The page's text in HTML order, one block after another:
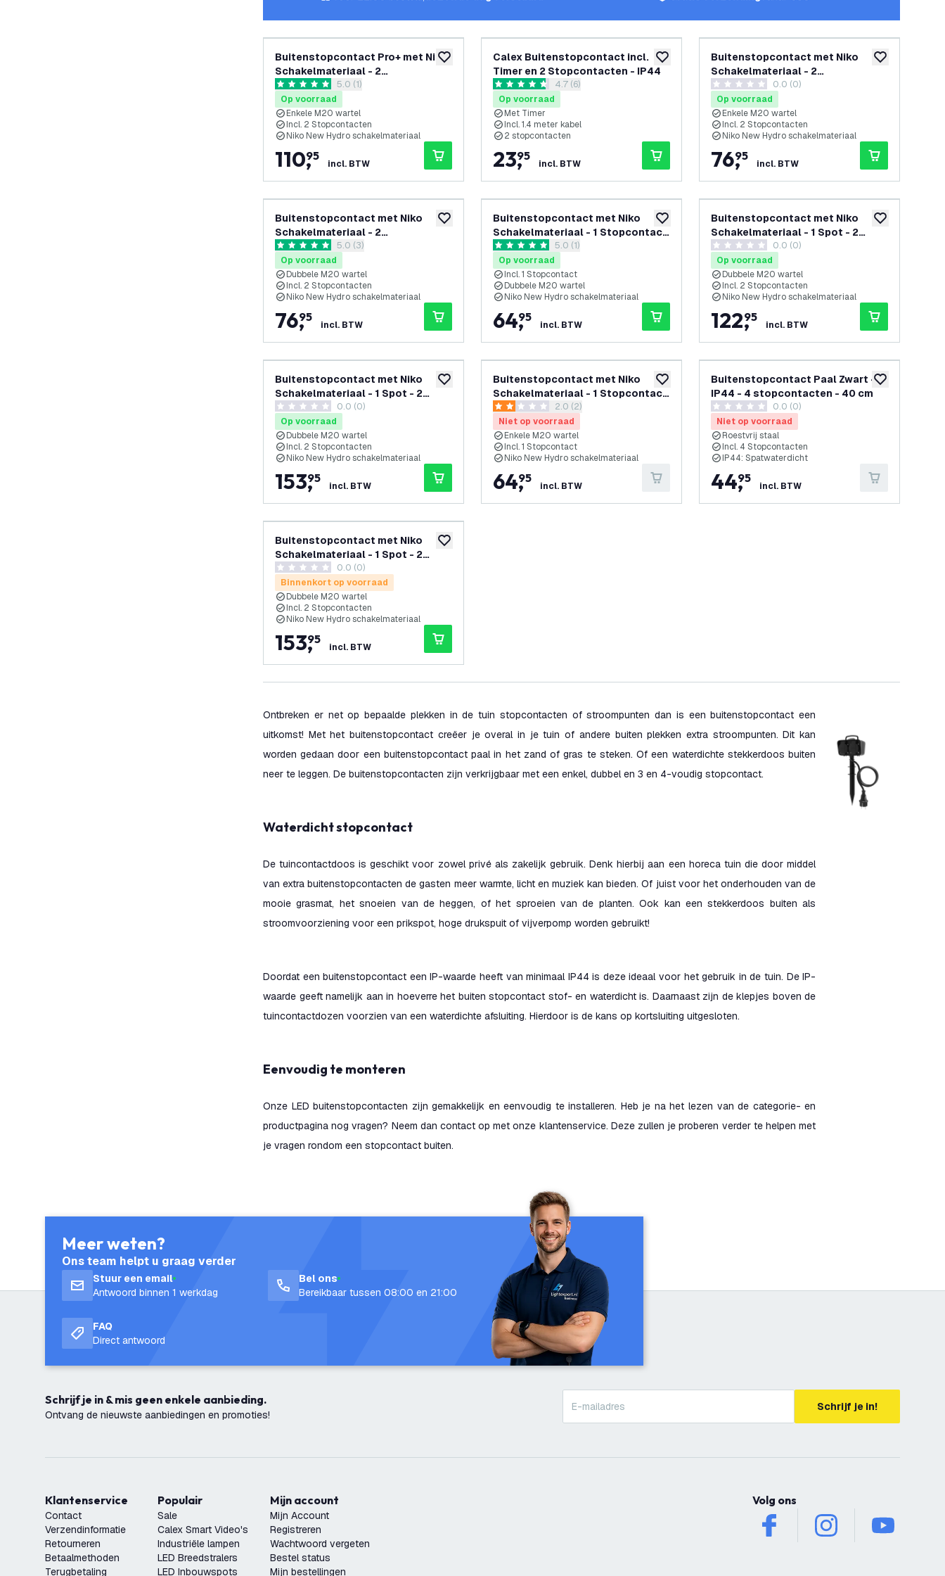
toevoegen aan verlanglijst
Buitenstopcontact Pro+ met Niko
Schakelmateriaal - 2
Stopcontacten - 1 Wartel - IP55 -
65cm
reviews drawer openen
5 score sterren5.0 (1)
Op voorraad
Enkele M20 wartel
Incl. 2 Stopcontacten
Niko New Hydro schakelmateriaal
110,
95
incl. BTW
toevoegen aan verlanglijst
Calex Buitenstopcontact incl.
Timer en 2 Stopcontacten - IP44
reviews drawer openen
4.7 score sterren4.7 (6)
Op voorraad
Met Timer
Incl. 1.4 meter kabel
2 stopcontacten
23,
95
incl. BTW
toevoegen
Buitenstopcontact met Niko
Schakelmateriaal - 2
Stopcontacten - 1 Wartel - IP55 -
65cm
0 score sterren0.0 (0)
Op voorraad
Enkele M20 wartel
Incl. 2 Stopcontacten
Niko New Hydro schakelmateriaal
76,
95
incl. BTW
toevoegen aan verlanglijst
Buitenstopcontact met Niko
Schakelmateriaal - 2
Stopcontacten - 2 Wartels - IP55 -
65cm
reviews drawer openen
5 score sterren5.0 (3)
Op voorraad
Dubbele M20 wartel
Incl. 2 Stopcontacten
Niko New Hydro schakelmateriaal
76,
95
incl. BTW
toevoegen aan verlanglijst
Buitenstopcontact met Niko
Schakelmateriaal - 1 Stopcontact
- 2 Wartels - IP55 - 65cm
reviews drawer openen
5 score sterren5.0 (1)
Op voorraad
Incl. 1 Stopcontact
Dubbele M20 wartel
Niko New Hydro schakelmateriaal
64,
95
incl. BTW
toevoegen
Buitenstopcontact met Niko
Schakelmateriaal - 1 Spot - 2
Stopcontacten - 2 Wartels - IP55 -
65cm
0 score sterren0.0 (0)
Op voorraad
Dubbele M20 wartel
Incl. 2 Stopcontacten
Niko New Hydro schakelmateriaal
122,
95
incl. BTW
toevoegen aan verlanglijst
Buitenstopcontact met Niko
Schakelmateriaal - 1 Spot - 2
Stopcontacten - 2 Wartels - IP55 -
65cm
0 score sterren0.0 (0)
Op voorraad
Dubbele M20 wartel
Incl. 2 Stopcontacten
Niko New Hydro schakelmateriaal
153,
95
incl. BTW
toevoegen aan verlanglijst
Buitenstopcontact met Niko
Schakelmateriaal - 1 Stopcontact
- 1 Wartel - IP55 - 65cm
reviews drawer openen
2 score sterren 2.0 (2)
Niet op voorraad
Enkele M20 wartel
Incl. 1 Stopcontact
Niko New Hydro schakelmateriaal
64,
95
incl. BTW
toevoegen
Buitenstopcontact Paal Zwart -
IP44 - 4 stopcontacten - 40 cm
0 score sterren0.0 (0)
Niet op voorraad
Roestvrij staal
Incl. 4 Stopcontacten
IP44: Spatwaterdicht
44,
95
incl. BTW
toevoegen aan verlanglijst
Buitenstopcontact met Niko
Schakelmateriaal - 1 Spot - 2
Stopcontacten - 2 Wartels - IP55 -
65cm
0 score sterren0.0 (0)
Binnenkort op voorraad
Dubbele M20 wartel
Incl. 2 Stopcontacten
Niko New Hydro schakelmateriaal
153,
95
incl. BTW
Ontbreken er net op bepaalde plekken in de tuin stopcontacten of stroompunten dan is een buitenstopcontact een
uitkomst! Met het buitenstopcontact creëer je overal in je tuin of andere buiten plekken extra stroompunten. Dit kan
worden gedaan door een buitenstopcontact paal in het zand of gras te steken. Of een waterdichte stekkerdoos buiten
neer te leggen. De buitenstopcontacten zijn verkrijgbaar met een enkel, dubbel en 3 en 4-voudig stopcontact.
Waterdicht stopcontact
De tuincontactdoos is geschikt voor zowel privé als zakelijk gebruik. Denk hierbij aan een horeca tuin die door middel
van extra buitenstopcontacten de gasten meer warmte, licht en muziek kan bieden. Of juist voor het onderhouden van de
mooie grasmat, het snoeien van de heggen, of het sproeien van de planten. Ook kan een stekkerdoos buiten als
stroomvoorziening voor een prikspot, hoge drukspuit of vijverpomp worden gebruikt!
Doordat een buitenstopcontact een IP-waarde heeft van minimaal IP44 is deze ideaal voor het gebruik in de tuin. De IP-
waarde geeft namelijk aan in hoeverre het buiten stopcontact stof- en waterdicht is. Daarnaast zijn de klepjes boven de
tuincontactdozen voorzien van een waterdichte afsluiting. Hierdoor is de kans op kortsluiting uitgesloten.
Eenvoudig te monteren
Onze LED buitenstopcontacten zijn gemakkelijk en eenvoudig te installeren. Heb je na het lezen van de categorie- en
productpagina nog vragen? Neem dan contact op met onze klantenservice. Deze zullen je proberen verder te helpen met
je vragen rondom een stopcontact buiten.
Meer weten?
Ons team helpt u graag verder
Stuur een email
Antwoord binnen 1 werkdag
Bel ons
Bereikbaar tussen 08:00 en 21:00
FAQ
Direct antwoord
Schrijf je in & mis geen enkele aanbieding.
Ontvang de nieuwste aanbiedingen en promoties!
Schrijf je in!
Klantenservice
Contact
Verzendinformatie
Retourneren
Betaalmethoden
Terugbetaling
Populair
Sale
Calex Smart Video's
Industriële lampen
LED Breedstralers
LED Inbouwspots
Mijn account
Mijn Account
Registreren
Wachtwoord vergeten
Bestel status
Mijn bestellingen
Volg ons
facebook instagram youtube